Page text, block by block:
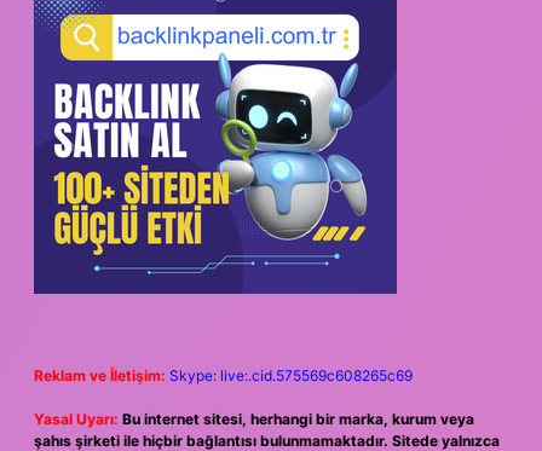
Reklam ve İletişim: Skype: live:.cid.575569c608265c69
Yasal Uyarı: Bu internet sitesi, herhangi bir marka, kurum veya
şahıs şirketi ile hiçbir bağlantısı bulunmamaktadır. Sitede yalnızca